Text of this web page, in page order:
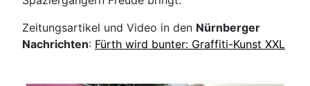
Zeitungsartikel und Video in den Nürnberger
Nachrichten: Fürth wird bunter: Graffiti-Kunst XXL